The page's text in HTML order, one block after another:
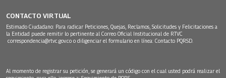
CONTACTO VIRTUAL
Estimado Ciudadano: Para radicar Peticiones, Quejas, Reclamos, Solicitudes y Felicitaciones a
la Entidad puede remitir lo pertinente al Correo Oficial Institucional de RTVC
correspondencia@rtvc.gov.co o diligenciar el formulario en línea: Contacto PQRSD.
Al momento de registrar su petición, se generará un código con el cual usted podrá realizar el